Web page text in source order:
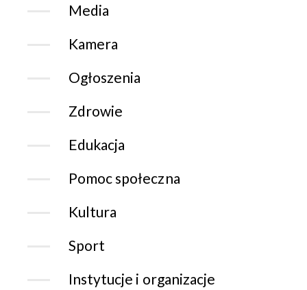
Media
Kamera
Ogłoszenia
Zdrowie
Edukacja
Pomoc społeczna
Kultura
Sport
Instytucje i organizacje